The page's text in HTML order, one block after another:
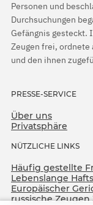
Personen und
Durchsuchungen
Gefängnis gesteckt.
Zeugen frei, ordnete
und den ihnen
PRESSE-SERVICE
Über uns
Privatsphäre
NÜTZLICHE LINKS
Häufig gestellte
Lebenslange
Europäischer
russische Zeugen